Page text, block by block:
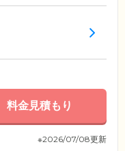
料金見積もり
※2026/07/08更新